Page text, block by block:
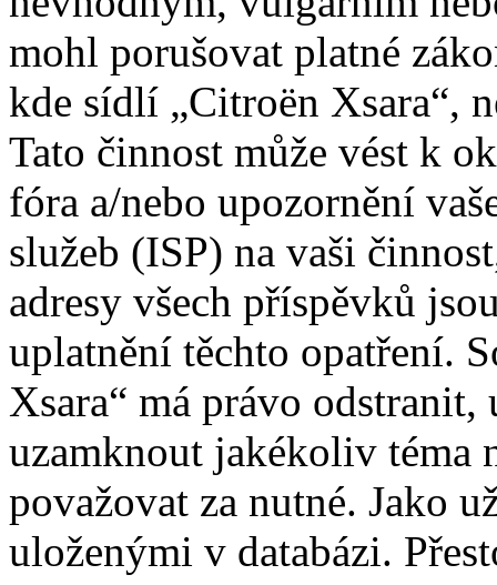
mohl porušovat platné
kde sídlí „Citroën Xsara“,
Tato činnost může vést k
fóra a/nebo upozornění
služeb (ISP) na vaši
adresy všech příspěvků
uplatnění těchto opatření.
Xsara“ má právo
uzamknout jakékoliv téma
považovat za nutné. Jako
uloženými v databázi.